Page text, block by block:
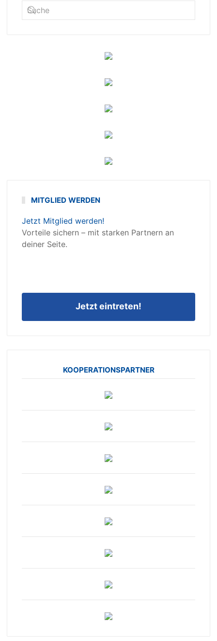
MITGLIED WERDEN
Jetzt Mitglied werden!
Vorteile sichern – mit starken Partnern an
deiner Seite.
Jetzt eintreten!
KOOPERATIONSPARTNER